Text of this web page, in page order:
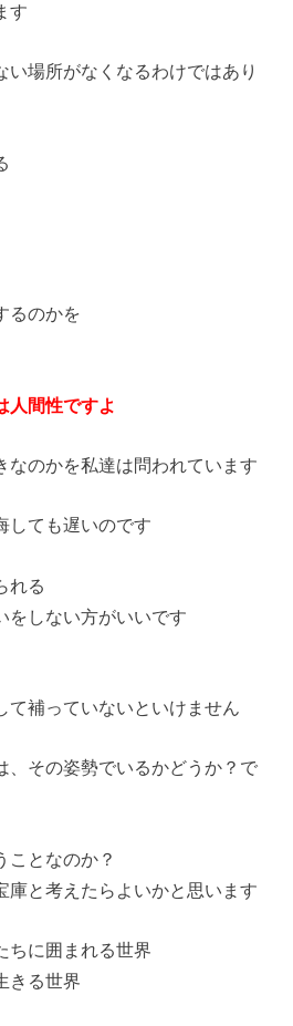
す
い場所がなくなるわけではあり
るのかを
人間性ですよ
なのかを私達は問われています
しても遅いのです
れる
をしない方がいいです
て補っていないといけません
、その姿勢でいるかどうか？で
ことなのか？
庫と考えたらよいかと思います
ちに囲まれる世界
きる世界